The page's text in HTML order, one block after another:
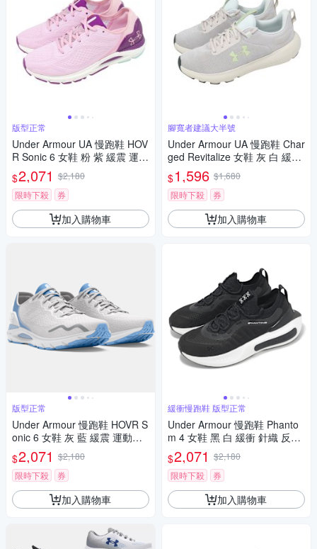
版型正常
Under Armour UA 慢跑鞋 HOV
R Sonic 6 女鞋 粉 紫 緩震 運動
鞋 3026128603
$2,071 $2,180
限時下殺
券
加入購物車
版型正常
Under Armour 慢跑鞋 HOVR S
onic 6 女鞋 灰 藍 緩震 運動鞋
UA 3026128107
$2,071 $2,180
限時下殺
券
加入購物車
腳寬者建議大半號
Under Armour UA 慢跑鞋 Char
ged Revitalize 女鞋 灰 白 緩震
運動鞋 3026683104
$1,596 $1,680
限時下殺
券
加入購物車
緩衝慢跑鞋 版型正常
Under Armour 慢跑鞋 Phanto
m 4 女鞋 黑 白 緩衝 針織 反光
運動鞋 UA 3027594003
$2,071 $2,180
限時下殺
券
加入購物車